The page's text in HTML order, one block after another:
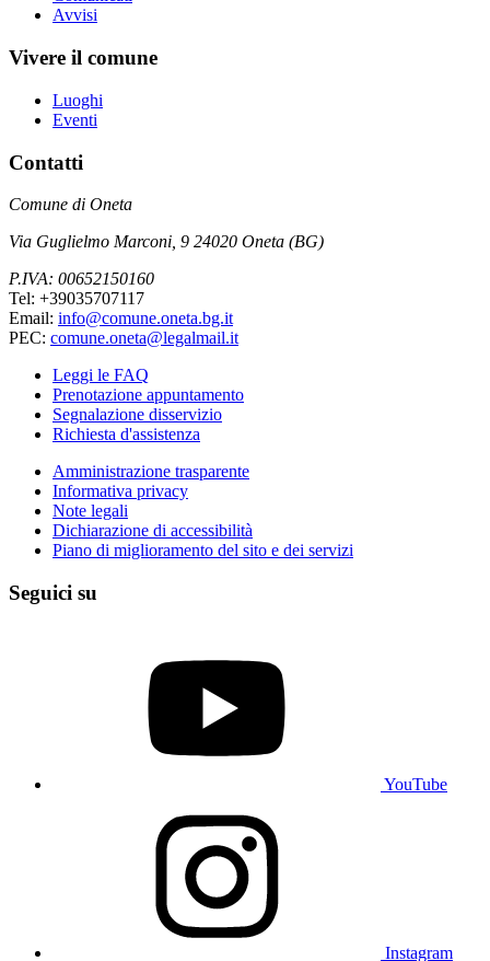
Avvisi
Vivere il comune
Luoghi
Eventi
Contatti
Comune di Oneta
Via Guglielmo Marconi, 9 24020 Oneta (BG)
P.IVA: 00652150160
Tel: +39035707117
Email: info@comune.oneta.bg.it
PEC: comune.oneta@legalmail.it
Leggi le FAQ
Prenotazione appuntamento
Segnalazione disservizio
Richiesta d'assistenza
Amministrazione trasparente
Informativa privacy
Note legali
Dichiarazione di accessibilità
Piano di miglioramento del sito e dei servizi
Seguici su
YouTube
Instagram